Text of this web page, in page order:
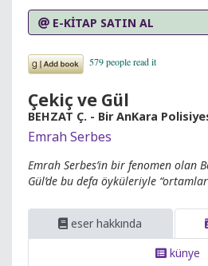
E-KİTAP SATIN AL
Çekiç ve Gül
BEHZAT Ç. - Bir AnKara
Emrah Serbes
Emrah Serbes’in bir fenomen olan
Gül’de bu defa öyküleriyle
eser hakkında
künye